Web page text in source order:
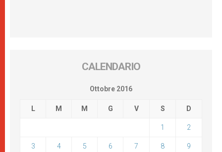
CALENDARIO
Ottobre 2016
L M M G V S D
1 2
3 4 5 6 7 8 9